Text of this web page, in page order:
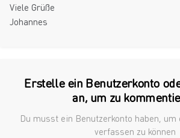
Viele Grüße
Johannes
Erstelle ein Benutzerkonto
an, um zu
Du musst ein Benutzerkonto haben,
verfassen zu können